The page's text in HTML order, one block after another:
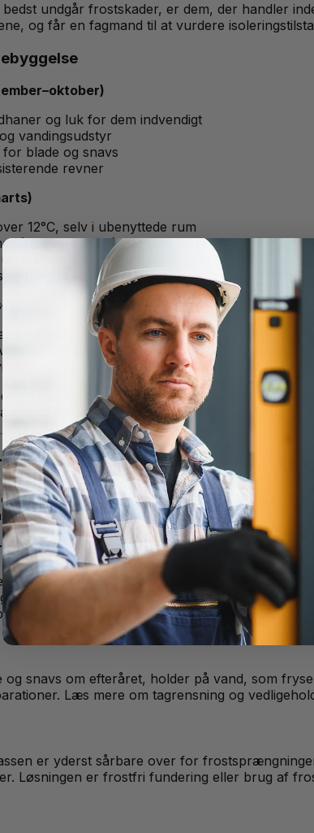
undgår frostskader, er dem, der handler
og får en fagmand til at vurdere
og luk for dem indvendigt
vandingsudstyr
blade og snavs
revner
12°C, selv i ubenyttede rum
(frosttermostat) ved udsatte rør
kondens og fugtophobning
og tag ekstra forholdsregler ved varslet hård
for frost- og isrevner
skader og udstede et prisoverslag for
i kælder med rørisolering | A professional
workshop lighting, detailed close-up shot,
i din bolig {#de-mest-udsatte-
er det afgørende at kende til de
boligejere.
i uisolerede kældre eller i uopvarmede rum, er
reparation, udtørring og efterfølgende
den varme side af isoleringen.
og snavs om efteråret, holder på vand, som
Læs mere om tagrensning og
er yderst sårbare over for
Løsningen er frostfri fundering eller brug af